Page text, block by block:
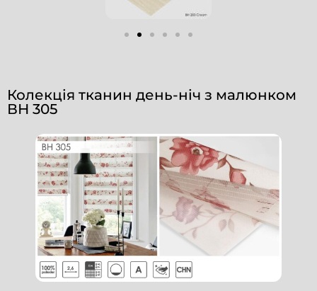
Колекція тканин день-ніч з малюнком
ВН 305